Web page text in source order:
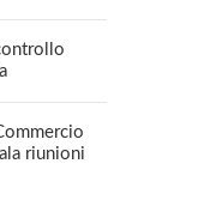
riunioni